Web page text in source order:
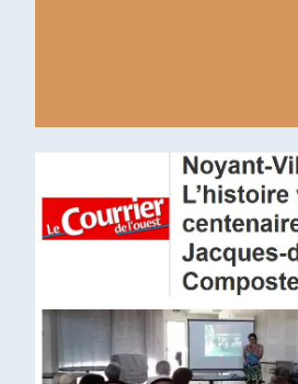
Lire la